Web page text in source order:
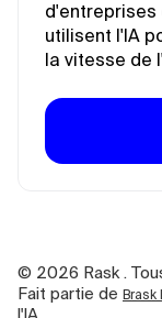
d'entreprises
utilisent l'IA
la vitesse de
© 2026 Rask .
Fait partie de Brask
l'IA.